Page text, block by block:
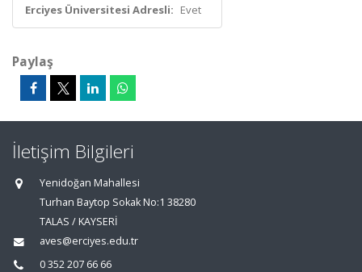
Erciyes Üniversitesi Adresli: Evet
Paylaş
İletişim Bilgileri
Yenidoğan Mahallesi
Turhan Baytop Sokak No:1 38280
TALAS / KAYSERİ
aves@erciyes.edu.tr
0 352 207 66 66